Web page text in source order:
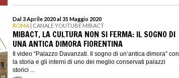
Dal 3 Aprile 2020 al 31 Maggio 2020
ROMA | CANALE YOUTUBE MIBACT
MIBACT, LA CULTURA NON SI FERMA: IL SOGNO DI
UNA ANTICA DIMORA FIORENTINA
Il video “Palazzo Davanzati. Il sogno di un’antica dimora” con
la storia e gli interni di uno dei meglio conservati palazzi
storici ...